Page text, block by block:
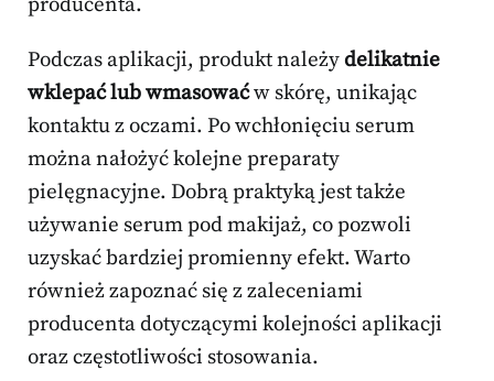
Podczas aplikacji, produkt należydelikatnie
wklepać lub wmasowaćw skórę, unikając
kontaktu z oczami. Po wchłonięciu serum
można nałożyć kolejne preparaty
pielęgnacyjne. Dobrą praktyką jest także
używanie serum pod makijaż, co pozwoli
uzyskać bardziej promienny efekt. Warto
również zapoznać się z zaleceniami
producenta dotyczącymi kolejności aplikacji
oraz częstotliwości stosowania.